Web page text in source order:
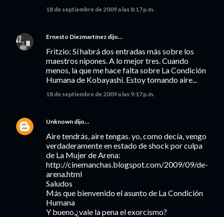
18 de septiembre de 2009 a las 8:17 p.m.
Ernesto Diezmartínez dijo…
Fritzio: Sí habrá dos entradas más sobre los
maestros nipones. A lo mejor tres. Cuando
menos, la que me hace falta sobre La Condición
Humana de Kobayashi. Estoy tomando aire...
18 de septiembre de 2009 a las 9:17 p.m.
Unknown dijo…
Aire tendrás, aire tengas. yo, como decía, vengo
verdaderamente en estado de shock por culpa
de La Mujer de Arena:
http://cinemanchas.blogspot.com/2009/09/de-
arena.html
Saludos
Más que bienvenido el asunto de La Condición
Humana
Y bueno,¿vale la pena el exorcismo?